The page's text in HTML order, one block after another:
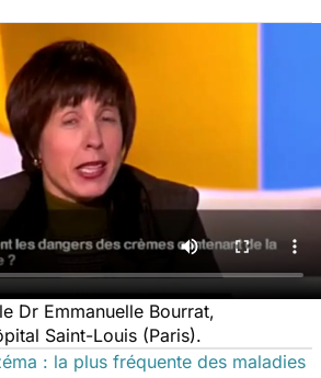
Dr Emmanuelle Bourrat,
Saint-Louis (Paris).
: la plus fréquente des maladies